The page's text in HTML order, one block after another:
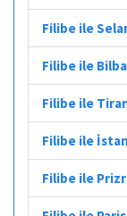
Filibe ile
Filibe ile
Filibe ile
Filibe ile
Filibe ile